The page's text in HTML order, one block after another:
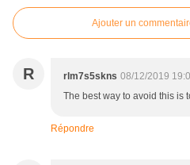
Ajouter un
R rlm7s5skns 08/12/2019
The best way to avoid this is
Répondre